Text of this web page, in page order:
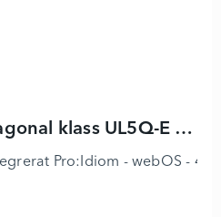
43UL5Q-E - 43" Diagonal klass UL5Q-E Series LED-bakgrundsbelyst LCD-skärm
Pro:Idiom - webOS - 4K